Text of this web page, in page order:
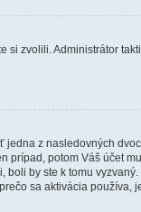
zvolili. Administrátor
z nasledovných
potom Váš účet
by ste k tomu
sa aktivácia